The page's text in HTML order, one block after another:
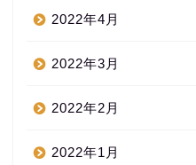
2022年4月
2022年3月
2022年2月
2022年1月